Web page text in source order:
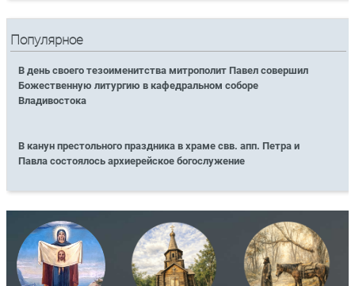
Популярное
В день своего тезоименитства митрополит Павел совершил
Божественную литургию в кафедральном соборе
Владивостока
В канун престольного праздника в храме свв. апп. Петра и
Павла состоялось архиерейское богослужение